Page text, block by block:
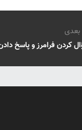
بعدی